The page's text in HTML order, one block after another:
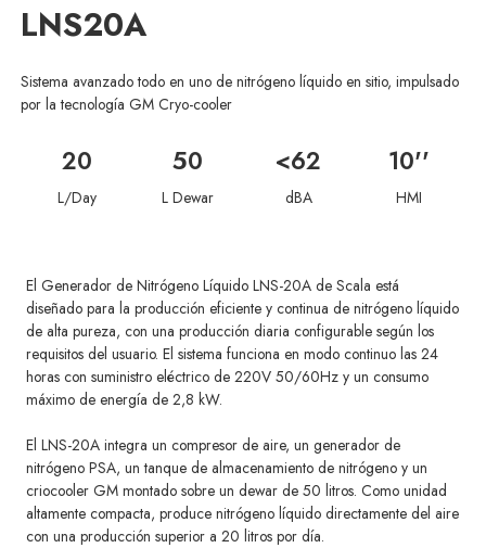
LNS20A
Sistema avanzado todo en uno de nitrógeno líquido en sitio, impulsado
por la tecnología GM Cryo-cooler
20
L/Day
50
L Dewar
<62
dBA
10''
HMI
El Generador de Nitrógeno Líquido LNS-20A de Scala está
diseñado para la producción eficiente y continua de nitrógeno líquido
de alta pureza, con una producción diaria configurable según los
requisitos del usuario. El sistema funciona en modo continuo las 24
horas con suministro eléctrico de 220V 50/60Hz y un consumo
máximo de energía de 2,8 kW.
El LNS-20A integra un compresor de aire, un generador de
nitrógeno PSA, un tanque de almacenamiento de nitrógeno y un
criocooler GM montado sobre un dewar de 50 litros. Como unidad
altamente compacta, produce nitrógeno líquido directamente del aire
con una producción superior a 20 litros por día.